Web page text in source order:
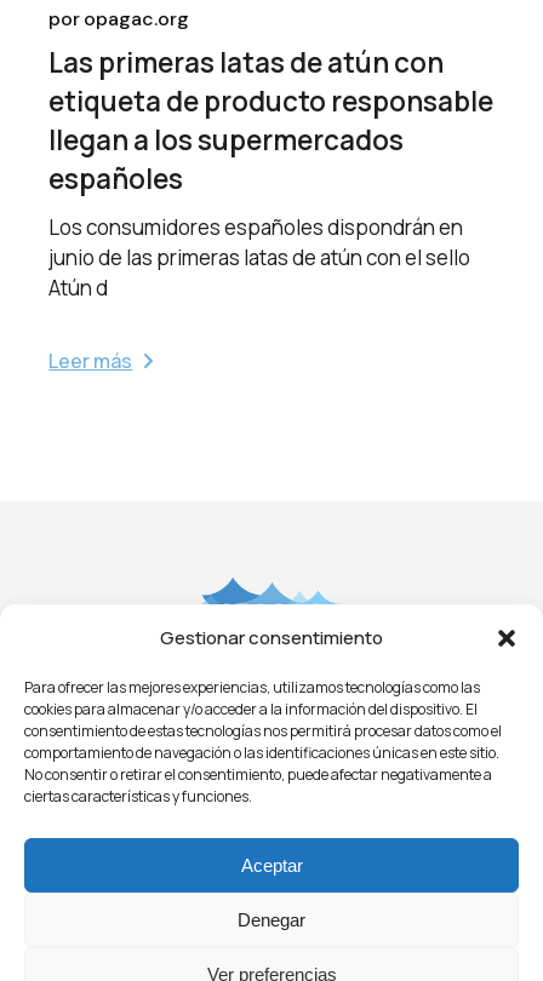
Gestionar consentimiento
Para ofrecer las mejores experiencias, utilizamos tecnologías como las
cookies para almacenar y/o acceder a la información del dispositivo. El
consentimiento de estas tecnologías nos permitirá procesar datos como el
comportamiento de navegación o las identificaciones únicas en este sitio.
No consentir o retirar el consentimiento, puede afectar negativamente a
ciertas características y funciones.
Aceptar
Denegar
Ver preferencias
poropagac.org
Las primeras latas de atún con
etiqueta de producto responsable
llegan a los supermercados
españoles
Los consumidores españoles dispondrán en
junio de las primeras latas de atún con el sello
Atún d
Leer más
Aviso LegalPrivacidadCookiesCondiciones
LicitacionesㅤㅤNoticias
© 2021 - O.P.A.G.A.C.